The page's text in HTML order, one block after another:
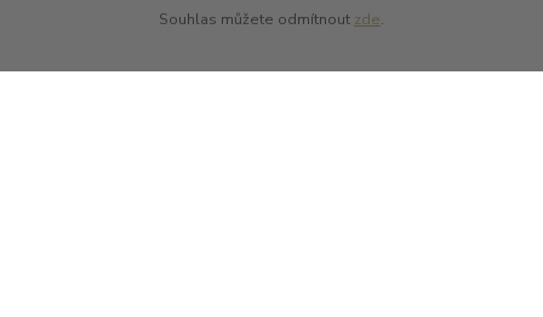
Champagne Jean-Marc Sélèque
Zobrazit další výrobce →
Souhlas můžete odmítnout zde.